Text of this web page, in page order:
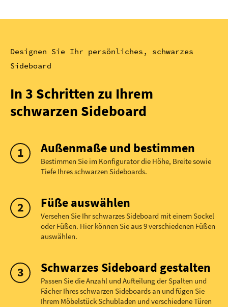
Designen Sie Ihr persönliches, schwarzes
Sideboard
In 3 Schritten zu Ihrem
schwarzen Sideboard
Außenmaße und bestimmen
Bestimmen Sie im Konfigurator die Höhe, Breite sowie
Tiefe Ihres schwarzen Sideboards.
Füße auswählen
Versehen Sie Ihr schwarzes Sideboard mit einem Sockel
oder Füßen. Hier können Sie aus 9 verschiedenen Füßen
auswählen.
Schwarzes Sideboard gestalten
Passen Sie die Anzahl und Aufteilung der Spalten und
Fächer Ihres schwarzen Sideboards an und fügen Sie
Ihrem Möbelstück Schubladen und verschiedene Türen